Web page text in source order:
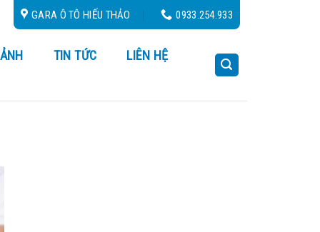
24/24GARA Ô TÔ HIẾU THẢO 0933.254.933
TIN TỨC
LIÊN HỆ